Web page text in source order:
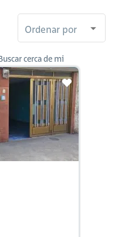
Ordenar por
cerca de mi